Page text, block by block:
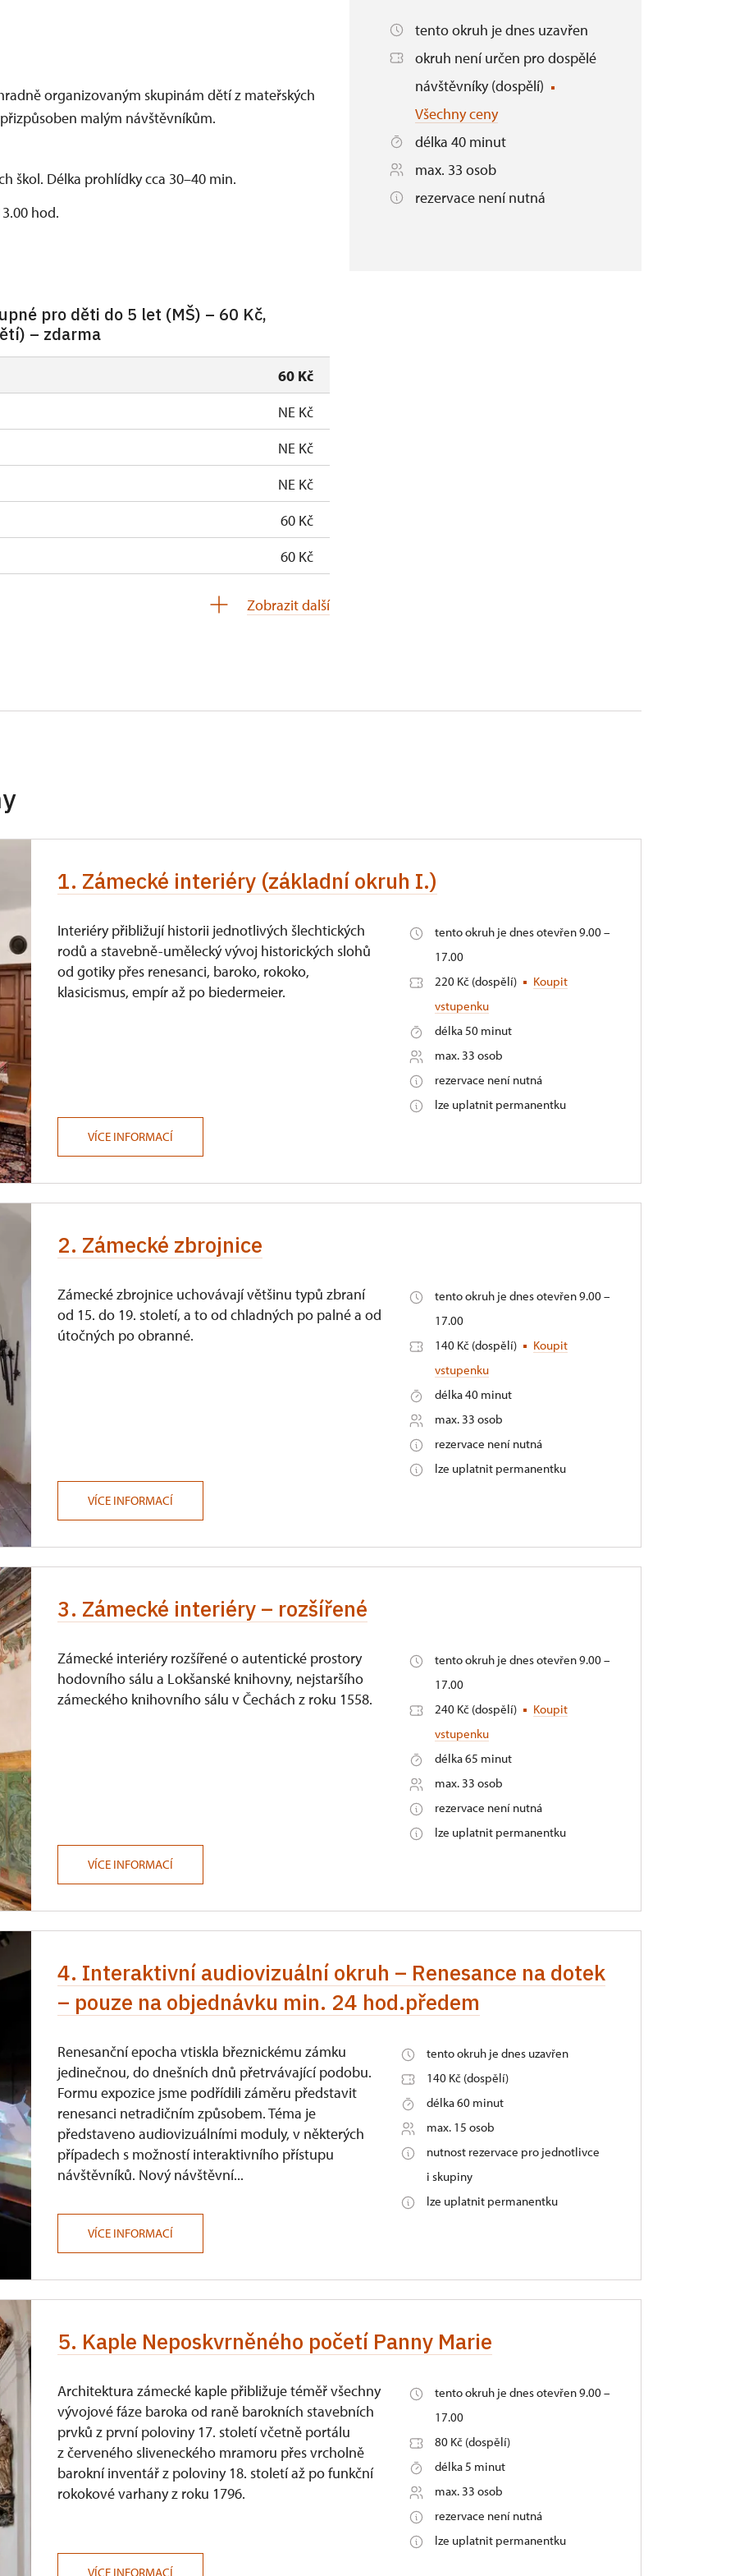
organizovaným skupinám dětí z mateřských
malým návštěvníkům.
škol. Délka prohlídky cca 30–40 min.
hod.
pro děti do 5 let (MŠ) – 60 Kč,
– zdarma
60 Kč
NE Kč
NE Kč
NE Kč
60 Kč
60 Kč
držitel)
neposkytuje se
neposkytuje se
Zobrazit další
tento okruh je dnes uzavřen
okruh není určen pro dospělé
návštěvníky (dospělí)
Všechny ceny
délka 40 minut
max. 33 osob
rezervace není nutná
1. Zámecké interiéry (základní okruh I.)
Interiéry přibližují historii jednotlivých šlechtických
rodů a stavebně-umělecký vývoj historických slohů
od gotiky přes renesanci, baroko, rokoko,
klasicismus, empír až po biedermeier.
tento okruh je dnes otevřen 9.00 –
17.00
220 Kč (dospělí)
Koupit
vstupenku
délka 50 minut
max. 33 osob
rezervace není nutná
lze uplatnit permanentku
VÍCE INFORMACÍ
2. Zámecké zbrojnice
Zámecké zbrojnice uchovávají většinu typů zbraní
od 15. do 19. století, a to od chladných po palné a od
útočných po obranné.
tento okruh je dnes otevřen 9.00 –
17.00
140 Kč (dospělí)
Koupit
vstupenku
délka 40 minut
max. 33 osob
rezervace není nutná
lze uplatnit permanentku
VÍCE INFORMACÍ
3. Zámecké interiéry – rozšířené
Zámecké interiéry rozšířené o autentické prostory
hodovního sálu a Lokšanské knihovny, nejstaršího
zámeckého knihovního sálu v Čechách z roku 1558.
tento okruh je dnes otevřen 9.00 –
17.00
240 Kč (dospělí)
Koupit
vstupenku
délka 65 minut
max. 33 osob
rezervace není nutná
lze uplatnit permanentku
VÍCE INFORMACÍ
4. Interaktivní audiovizuální okruh – Renesance na dotek
– pouze na objednávku min. 24 hod.předem
Renesanční epocha vtiskla březnickému zámku
jedinečnou, do dnešních dnů přetrvávající podobu.
Formu expozice jsme podřídili záměru představit
renesanci netradičním způsobem. Téma je
představeno audiovizuálními moduly, v některých
případech s možností interaktivního přístupu
návštěvníků. Nový návštěvní...
tento okruh je dnes uzavřen
140 Kč (dospělí)
délka 60 minut
max. 15 osob
nutnost rezervace pro jednotlivce
i skupiny
lze uplatnit permanentku
VÍCE INFORMACÍ
5. Kaple Neposkvrněného početí Panny Marie
Architektura zámecké kaple přibližuje téměř všechny
vývojové fáze baroka od raně barokních stavebních
prvků z první poloviny 17. století včetně portálu
z červeného sliveneckého mramoru přes vrcholně
barokní inventář z poloviny 18. století až po funkční
rokokové varhany z roku 1796.
tento okruh je dnes otevřen 9.00 –
17.00
80 Kč (dospělí)
délka 5 minut
max. 33 osob
rezervace není nutná
lze uplatnit permanentku
VÍCE INFORMACÍ